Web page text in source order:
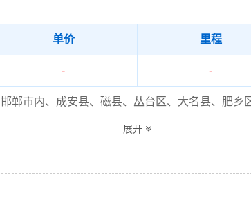
单价 里程
- -
邯郸市内、成安县、磁县、丛台区、大名县、肥乡
展开